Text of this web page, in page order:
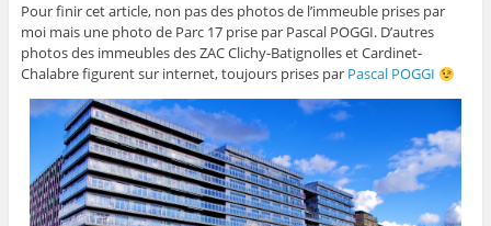
Pour finir cet article, non pas des photos de l’immeuble prises par
moi mais une photo de Parc 17 prise par Pascal POGGI. D’autres
photos des immeubles des ZAC Clichy-Batignolles et Cardinet-
Chalabre figurent sur internet, toujours prises par Pascal POGGI